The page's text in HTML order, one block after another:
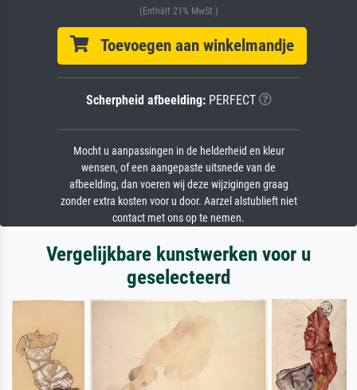
(Enthält 21% MwSt.)
Toevoegen aan winkelmandje
Scherpheid afbeelding:PERFECT
Mocht u aanpassingen in de helderheid en kleur
wensen, of een aangepaste uitsnede van de
afbeelding, dan voeren wij deze wijzigingen graag
zonder extra kosten voor u door. Aarzel alstublieft niet
contact met ons op te nemen.
Vergelijkbare kunstwerken voor u
geselecteerd